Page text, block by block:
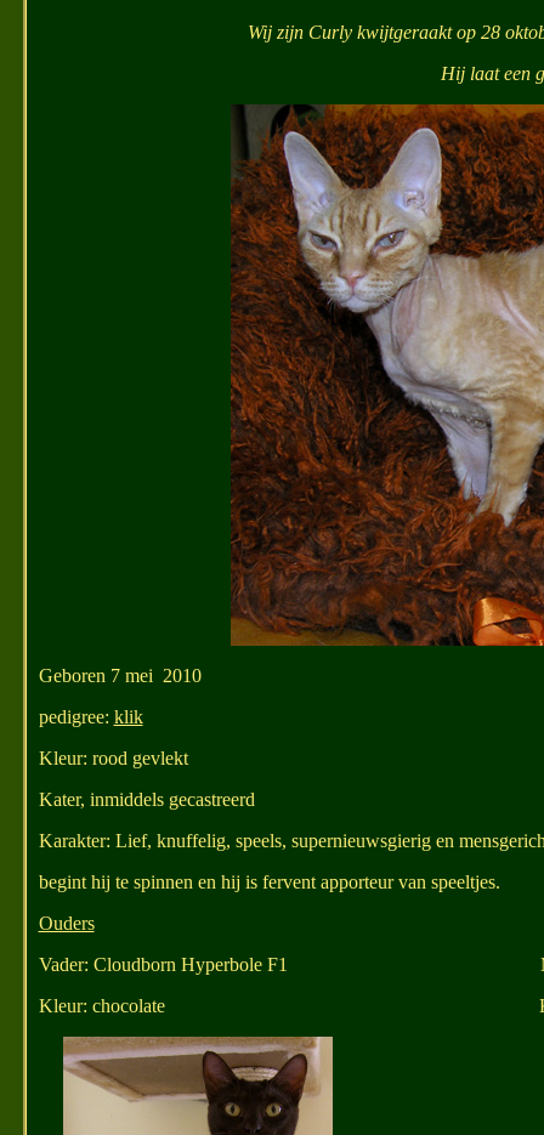
Wij zijn Curly kwijtgeraakt op 28
Hij laat een
Geboren 7 mei 2010
pedigree: klik
Kleur: rood gevlekt
Kater, inmiddels gecastreerd
Karakter: Lief, knuffelig, speels, supernieuwsgierig en
begint hij te spinnen en hij is fervent apporteur van speeltjes.
Ouders
Vader: Cloudborn Hyperbole F1 Moeder:
Kleur: chocolate Kleur: